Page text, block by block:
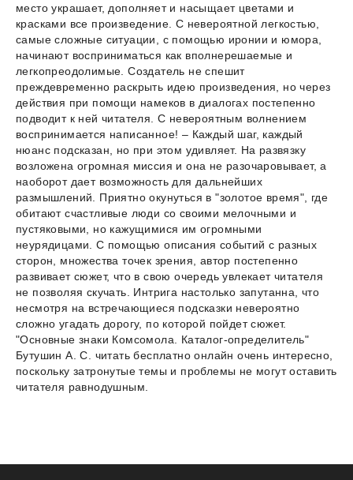
место украшает, дополняет и насыщает цветами и
красками все произведение. С невероятной легкостью,
самые сложные ситуации, с помощью иронии и юмора,
начинают восприниматься как вполнерешаемые и
легкопреодолимые. Создатель не спешит
преждевременно раскрыть идею произведения, но через
действия при помощи намеков в диалогах постепенно
подводит к ней читателя. С невероятным волнением
воспринимается написанное! – Каждый шаг, каждый
нюанс подсказан, но при этом удивляет. На развязку
возложена огромная миссия и она не разочаровывает, а
наоборот дает возможность для дальнейших
размышлений. Приятно окунуться в "золотое время", где
обитают счастливые люди со своими мелочными и
пустяковыми, но кажущимися им огромными
неурядицами. С помощью описания событий с разных
сторон, множества точек зрения, автор постепенно
развивает сюжет, что в свою очередь увлекает читателя
не позволяя скучать. Интрига настолько запутанна, что
несмотря на встречающиеся подсказки невероятно
сложно угадать дорогу, по которой пойдет сюжет.
"Основные знаки Комсомола. Каталог-определитель"
Бутушин А. С. читать бесплатно онлайн очень интересно,
поскольку затронутые темы и проблемы не могут оставить
читателя равнодушным.